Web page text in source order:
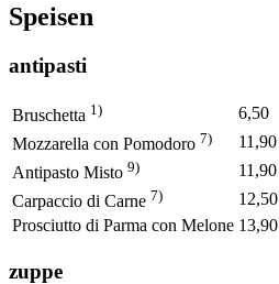
Speisen
antipasti
Bruschetta 1)
6,50
Mozzarella con Pomodoro 7)
11,90
Antipasto Misto 9)
11,90
Carpaccio di Carne 7)
12,50
Prosciutto di Parma con Melone 13,90
zuppe